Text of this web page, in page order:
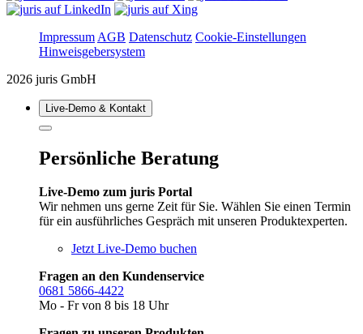
Impressum AGB Datenschutz Cookie-Einstellungen
Hinweisgebersystem
2026 juris GmbH
Live‑Demo & Kontakt
Persönliche Beratung
Live-Demo zum juris Portal
Wir nehmen uns gerne Zeit für Sie. Wählen Sie einen Termin
für ein ausführliches Gespräch mit unseren Produktexperten.
Jetzt Live-Demo buchen
Fragen an den Kundenservice
0681 5866-4422
Mo - Fr von 8 bis 18 Uhr